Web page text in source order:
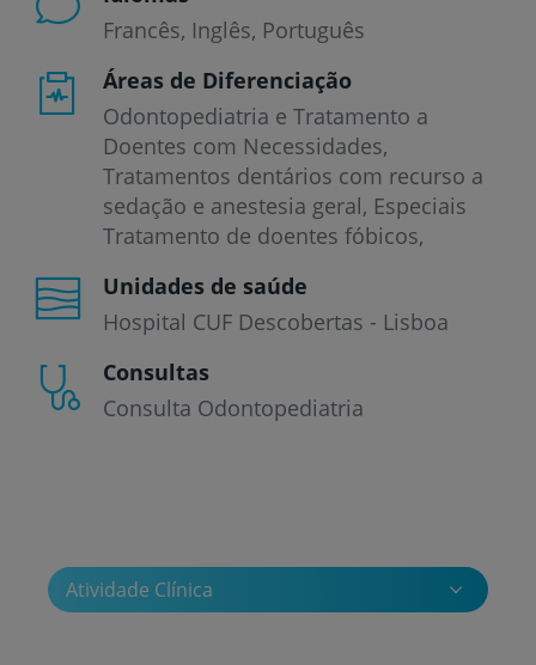
Francês Inglês Português
Áreas de Diferenciação
Odontopediatria e Tratamento a
Doentes com Necessidades,
Tratamentos dentários com recurso a
sedação e anestesia geral, Especiais
Tratamento de doentes fóbicos,
Unidades de saúde
Hospital CUF Descobertas - Lisboa
Consultas
Consulta Odontopediatria
Atividade Clínica